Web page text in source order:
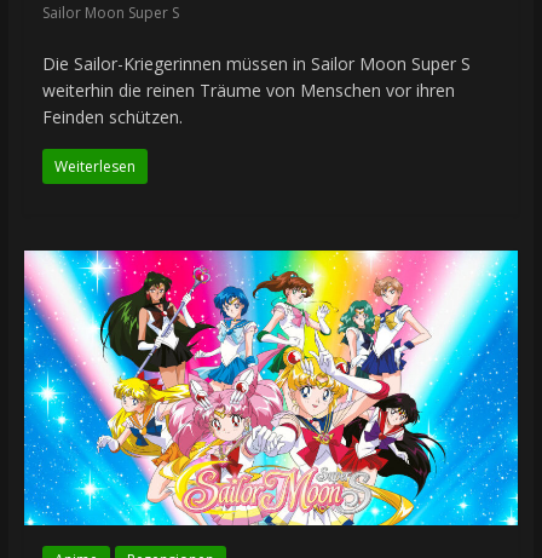
Sailor Moon Super S
Die Sailor-Kriegerinnen müssen in Sailor Moon Super S
weiterhin die reinen Träume von Menschen vor ihren
Feinden schützen.
Weiterlesen